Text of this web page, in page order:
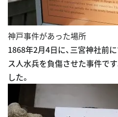
神戸事件があった場所
1868年2月4日に、三宮神社前
ス人水兵を負傷させた事件で
した。